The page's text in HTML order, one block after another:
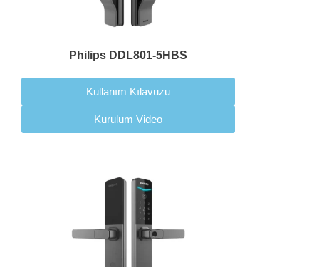
Philips DDL801-5HBS
Kullanım Kılavuzu
Kurulum Video